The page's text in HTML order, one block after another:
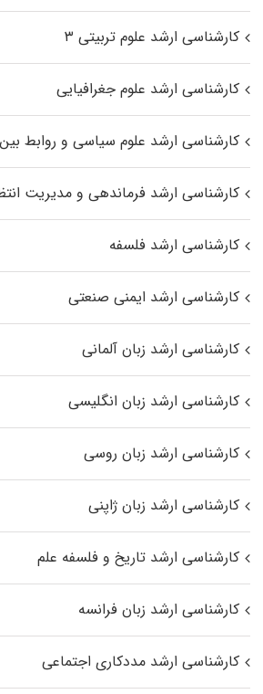
کارشناسی ارشد علوم تربیتی ۳
کارشناسی ارشد علوم جغرافیایی
کارشناسی ارشد علوم سیاسی و روابط
کارشناسی ارشد فرماندهی و مدیریت
کارشناسی ارشد فلسفه
کارشناسی ارشد ایمنی صنعتی
کارشناسی ارشد زبان آلمانی
کارشناسی ارشد زبان انگلیسی
کارشناسی ارشد زبان روسی
کارشناسی ارشد زبان ژاپنی
کارشناسی ارشد تاریخ و فلسفه علم
کارشناسی ارشد زبان فرانسه
کارشناسی ارشد مددکاری اجتماعی